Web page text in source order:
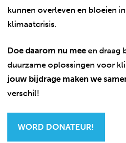
kunnen overleven en bloeien
klimaatcrisis.
Doe daarom nu mee en draag
duurzame oplossingen voor
jouw bijdrage maken we
verschil!
WORD DONATEUR!